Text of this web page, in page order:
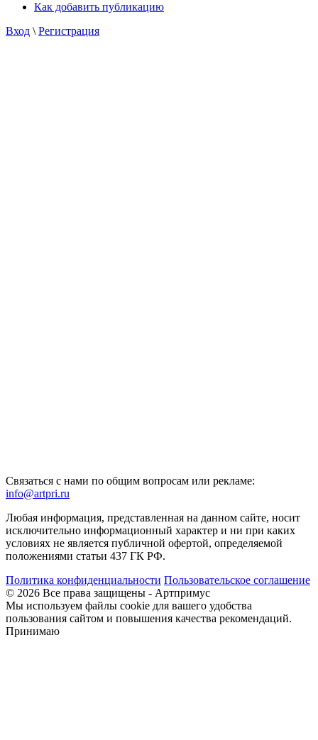
Как добавить публикацию
Вход \ Регистрация
Связаться с нами по общим вопросам или рекламе:
info@artpri.ru
Любая информация, представленная на данном сайте, носит
исключительно информационный характер и ни при каких
условиях не является публичной офертой, определяемой
положениями статьи 437 ГК РФ.
Политика конфиденциальности Пользовательское соглашение
© 2026 Все права защищены - Артпримус
Мы используем файлы cookie для вашего удобства
пользования сайтом и повышения качества рекомендаций.
Принимаю